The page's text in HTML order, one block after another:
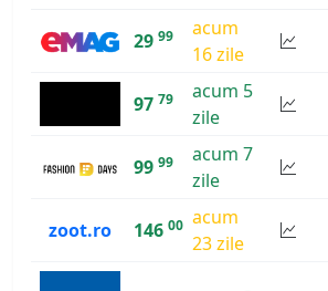
29 99
acum
16 zile
97 79
acum 5
zile
99 99
acum 7
zile
zoot.ro 146 00 acum
23 zile